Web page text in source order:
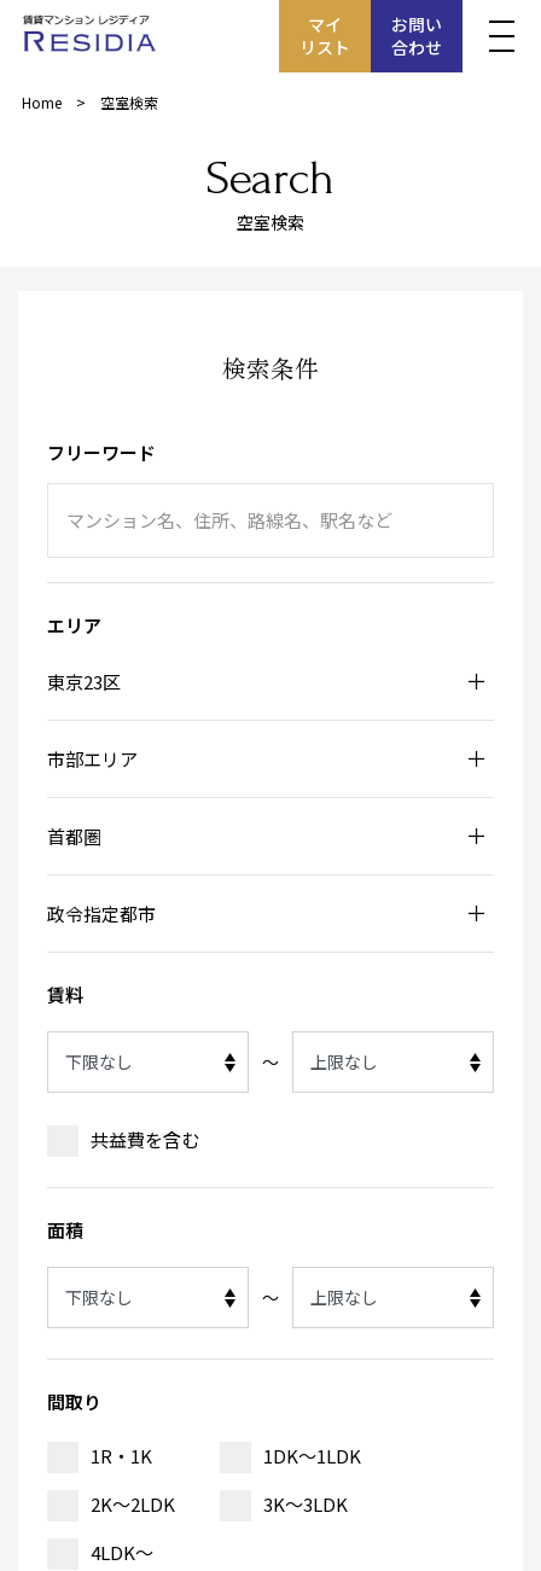
マイ
リスト
お問い
合わせ
Home 空室検索
Search
空室検索
検索条件
フリーワード
エリア
東京23区
市部エリア
首都圏
政令指定都市
賃料
～
共益費を含む
面積
～
間取り
1R・1K
1DK～1LDK
2K～2LDK
3K～3LDK
4LDK～